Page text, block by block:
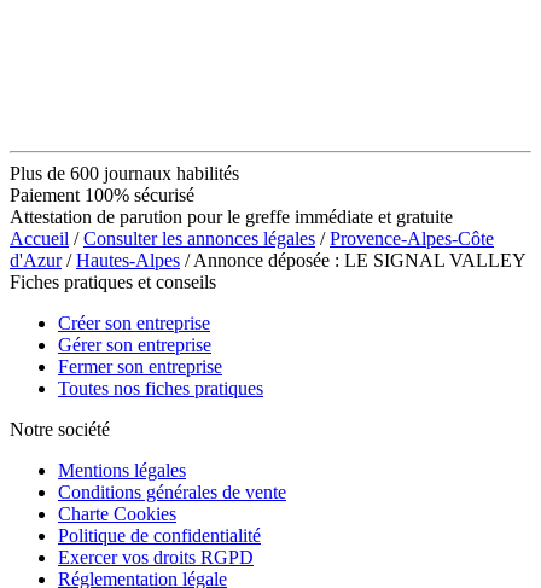
Plus de 600 journaux habilités
Paiement 100% sécurisé
Attestation de parution pour le greffe immédiate et gratuite
Accueil /Consulter les annonces légales /Provence-Alpes-Côte
d'Azur/Hautes-Alpes / Annonce déposée : LE SIGNAL VALLEY
Fiches pratiques et conseils
Créer son entreprise
Gérer son entreprise
Fermer son entreprise
Toutes nos fiches pratiques
Notre société
Mentions légales
Conditions générales de vente
Charte Cookies
Politique de confidentialité
Exercer vos droits RGPD
Réglementation légale